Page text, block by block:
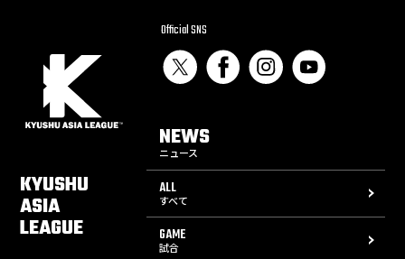
KYUSHU
ASIA
LEAGUE
Official SNS
NEWS
ニュース
ALL
すべて
GAME
試合